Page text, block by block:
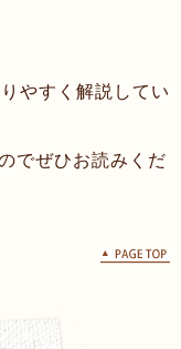
やすく解説してい
でぜひお読みくだ